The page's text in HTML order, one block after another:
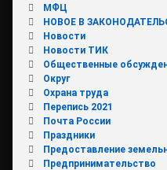
МФЦ
НОВОЕ В
Новости
Новости ТИК
Общественные
Округ
Охрана труда
Перепись 2021
Почта России
Праздники
Предоставление
Предпринимательство